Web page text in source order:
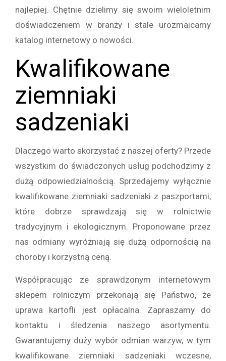
najlepiej. Chętnie dzielimy się swoim wieloletnim
doświadczeniem w branży i stale urozmaicamy
katalog internetowy o nowości.
Kwalifikowane
ziemniaki
sadzeniaki
Dlaczego warto skorzystać z naszej oferty? Przede
wszystkim do świadczonych usług podchodzimy z
dużą odpowiedzialnością. Sprzedajemy wyłącznie
kwalifikowane ziemniaki sadzeniaki z paszportami,
które dobrze sprawdzają się w rolnictwie
tradycyjnym i ekologicznym. Proponowane przez
nas odmiany wyróżniają się dużą odpornością na
choroby i korzystną ceną.
Współpracując ze sprawdzonym internetowym
sklepem rolniczym przekonają się Państwo, że
uprawa kartofli jest opłacalna. Zapraszamy do
kontaktu i śledzenia naszego asortymentu.
Gwarantujemy duży wybór odmian warzyw, w tym
kwalifikowane ziemniaki sadzeniaki wczesne,